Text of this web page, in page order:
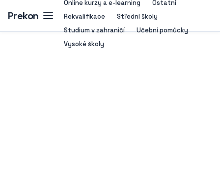
Prekon
Online kurzy a e-learning
Ostatní
Rekvalifikace
Střední školy
Studium v zahraničí
Učební pomůcky
Vysoké školy